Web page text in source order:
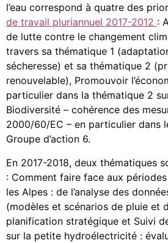
l’eau correspond à quatre des
de travail pluriannuel 2017-2012 :
de lutte contre le changement
travers sa thématique 1
sécheresse) et sa thématique 2
renouvelable), Promouvoir
particulier dans la thématique 2
Biodiversité – cohérence des
2000/60/EC – en particulier dans
Groupe d’action 6.
En 2017-2018, deux thématiques
: Comment faire face aux
les Alpes : de l’analyse des
(modèles et scénarios de pluie et
planification stratégique et Suivi
sur la petite hydroélectricité :